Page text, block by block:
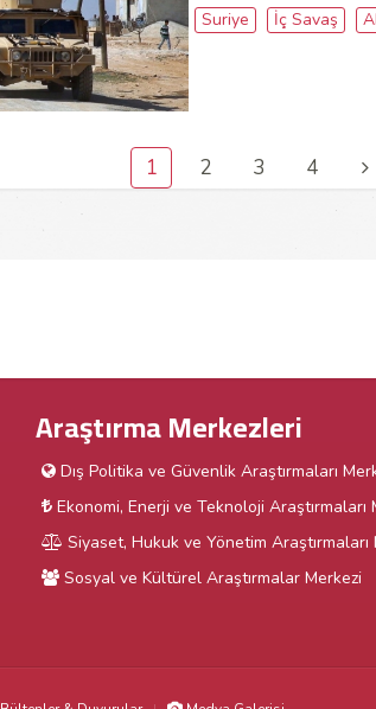
Suriye İç Savaş
1 2 3 4
Araştırma Merkezleri
Dış Politika ve Güvenlik Araştırmaları
Ekonomi, Enerji ve Teknoloji Araştırmaları
Siyaset, Hukuk ve Yönetim Araştırmaları
Sosyal ve Kültürel Araştırmalar Merkezi